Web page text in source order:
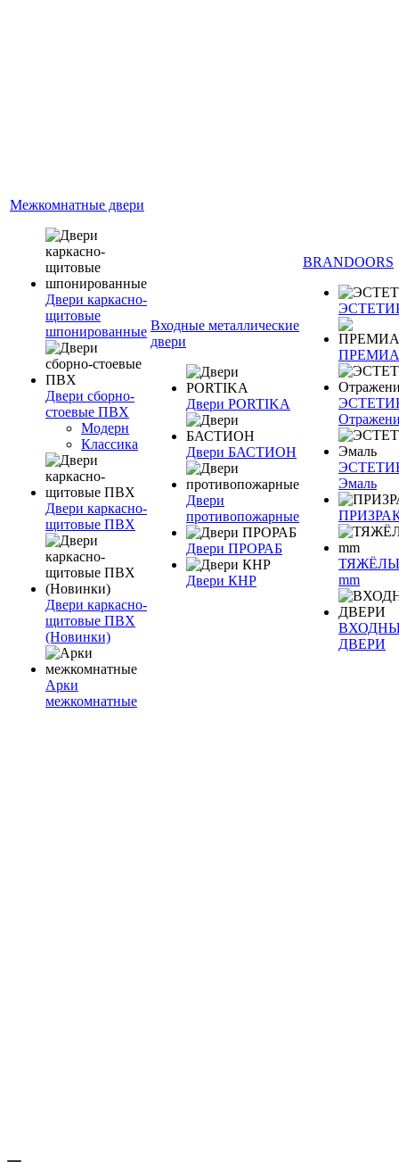
Межкомнатные двери
Двери каркасно-
щитовые
шпонированные
Двери сборно-
стоевые ПВХ
Модерн
Классика
Двери каркасно-
щитовые ПВХ
Двери каркасно-
щитовые ПВХ
(Новинки)
Арки
межкомнатные
Входные металлические
двери
Двери PORTIKA
Двери БАСТИОН
Двери
противопожарные
Двери ПРОРАБ
Двери КНР
BRANDOORS
Эмаль
mm
ДВЕРИ